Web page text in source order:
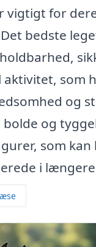
vigtigt for
bedste
aktivitet, som
og
og
som kan
i